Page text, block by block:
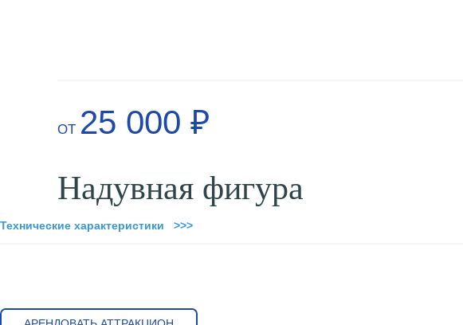
ОТ 25 000 ₽
Надувная фигура
Технические характеристики >>>